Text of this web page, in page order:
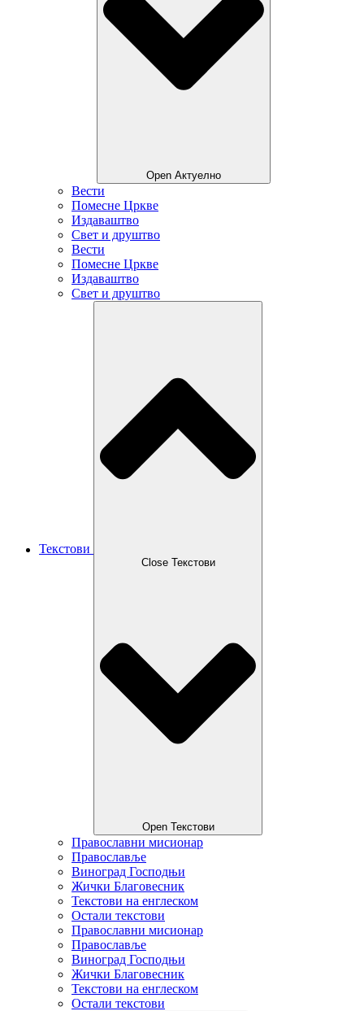
Open Актуелно
Вести
Помесне Цркве
Издаваштво
Свет и друштво
Вести
Помесне Цркве
Издаваштво
Свет и друштво
Текстови
Close Текстови
Open Текстови
Православни мисионар
Православље
Виноград Господњи
Жички Благовесник
Текстови на енглеском
Остали текстови
Православни мисионар
Православље
Виноград Господњи
Жички Благовесник
Текстови на енглеском
Остали текстови